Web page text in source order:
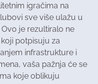
igračima na
sve više ulažu u
je rezultiralo ne
potpisuju za
infrastrukture i
vaša pažnja će se
koje oblikuju